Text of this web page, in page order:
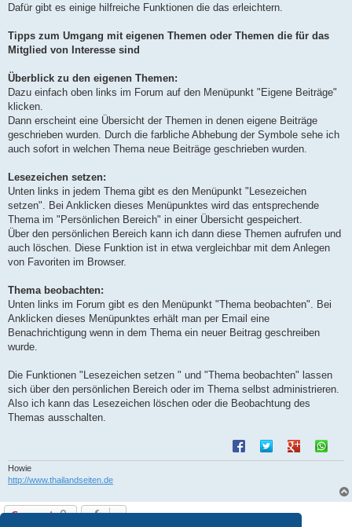
Dafür gibt es einige hilfreiche Funktionen die das erleichtern.
Tipps zum Umgang mit eigenen Themen oder Themen die für das
Mitglied von Interesse sind
Überblick zu den eigenen Themen:
Dazu einfach oben links im Forum auf den Menüpunkt "Eigene Beiträge"
klicken.
Dann erscheint eine Übersicht der Themen in denen eigene Beiträge
geschrieben wurden. Durch die farbliche Abhebung der Symbole sehe ich
auch sofort in welchen Thema neue Beiträge geschrieben wurden.
Lesezeichen setzen:
Unten links in jedem Thema gibt es den Menüpunkt "Lesezeichen
setzen". Bei Anklicken dieses Menüpunktes wird das entsprechende
Thema im "Persönlichen Bereich" in einer Übersicht gespeichert.
Über den persönlichen Bereich kann ich dann diese Themen aufrufen und
auch löschen. Diese Funktion ist in etwa vergleichbar mit dem Anlegen
von Favoriten im Browser.
Thema beobachten:
Unten links im Forum gibt es den Menüpunkt "Thema beobachten". Bei
Anklicken dieses Menüpunktes erhält man per Email eine
Benachrichtigung wenn in dem Thema ein neuer Beitrag geschreiben
wurde.
Die Funktionen "Lesezeichen setzen " und "Thema beobachten" lassen
sich über den persönlichen Bereich oder im Thema selbst administrieren.
Also ich kann das Lesezeichen löschen oder die Beobachtung des
Themas ausschalten.
Howie
http://www.thailandseiten.de
Gesperrt